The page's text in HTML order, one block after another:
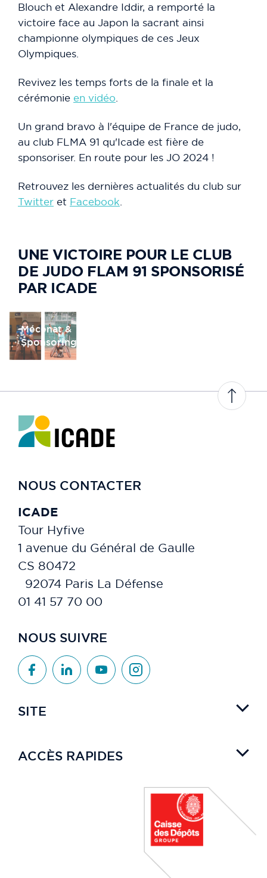
Blouch et Alexandre Iddir, a remporté la
victoire face au Japon la sacrant ainsi
championne olympiques de ces Jeux
Olympiques.
Revivez les temps forts de la finale et la
cérémonie en vidéo
Un grand bravo à l'équipe de France de judo,
au club FLMA 91 qu'Icade est fière de
sponsoriser. En route pour les JO 2024 !
Retrouvez les dernières actualités du club sur
Twitter et Facebook
UNE VICTOIRE POUR LE CLUB
DE JUDO FLAM 91 SPONSORISÉ
PAR ICADE
Mécénat &
Sponsoring
NOUS CONTACTER
ICADE
Tour Hyfive
1 avenue du Général de Gaulle
CS 80472
92074 Paris La Défense
01 41 57 70 00
NOUS SUIVRE
SITE
ACCÈS RAPIDES